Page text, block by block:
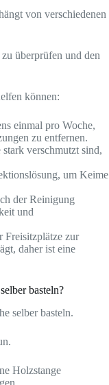
von verschiedenen
überprüfen und den
können:
einmal pro Woche,
zu entfernen.
verschmutzt sind,
um Keime
der Reinigung
und
Freisitzplätze zur
daher ist eine
basteln?
selber basteln.
Holzstange